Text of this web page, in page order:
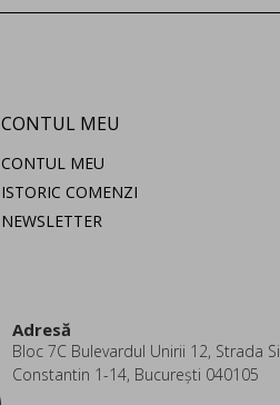
CONTUL MEU
CONTUL MEU
ISTORIC COMENZI
NEWSLETTER
Adresă
Bloc 7C Bulevardul Unirii 12, Strada
Constantin 1-14, București 040105